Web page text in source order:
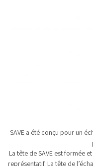
SAVE a été conçu pour un
La tête de SAVE est formée
représentatif. La tête de